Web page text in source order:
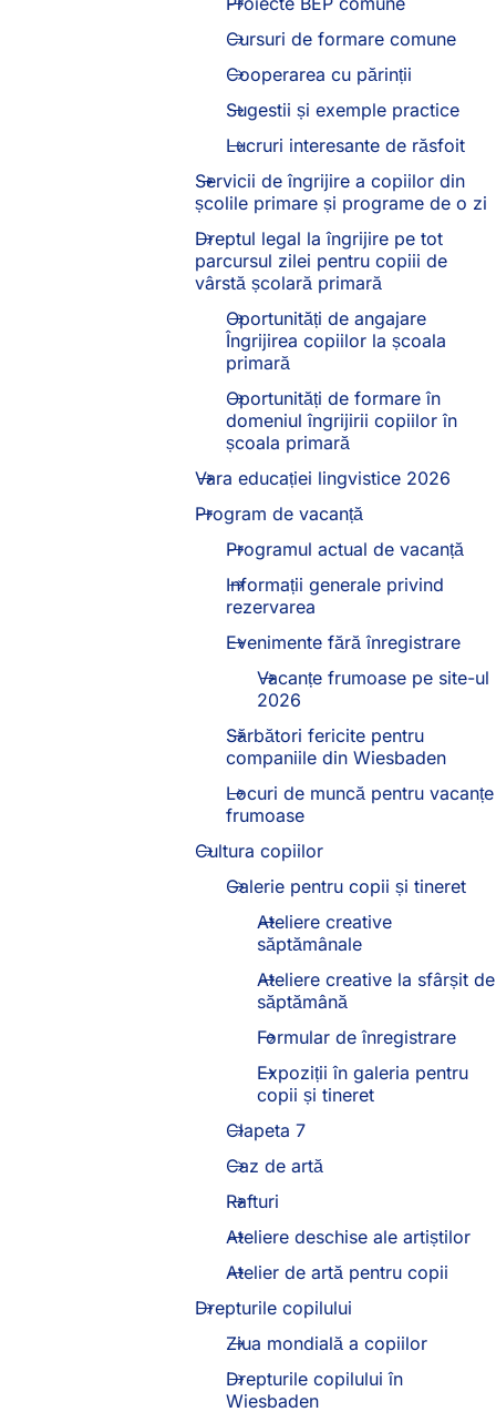
Cursuri de formare comune
Cooperarea cu părinții
Sugestii și exemple practice
Lucruri interesante de răsfoit
Servicii de îngrijire a copiilor din
școlile primare și programe de o zi
Dreptul legal la îngrijire pe tot
parcursul zilei pentru copiii de
vârstă școlară primară
Oportunități de angajare
Îngrijirea copiilor la școala
primară
Oportunități de formare în
domeniul îngrijirii copiilor în
școala primară
Vara educației lingvistice 2026
Program de vacanță
Programul actual de vacanță
Informații generale privind
rezervarea
Evenimente fără înregistrare
Vacanțe frumoase pe site-ul
2026
Sărbători fericite pentru
companiile din Wiesbaden
Locuri de muncă pentru vacanțe
frumoase
Cultura copiilor
Galerie pentru copii și tineret
Ateliere creative
săptămânale
Ateliere creative la sfârșit de
săptămână
Formular de înregistrare
Expoziții în galeria pentru
copii și tineret
Clapeta 7
Caz de artă
Rafturi
Ateliere deschise ale artiștilor
Atelier de artă pentru copii
Drepturile copilului
Ziua mondială a copiilor
Drepturile copilului în
Wiesbaden